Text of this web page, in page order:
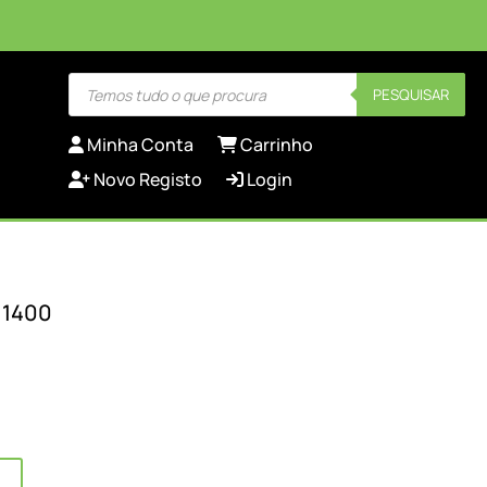
Products
search PESQUISAR
Minha Conta
Carrinho
Novo Registo
Login